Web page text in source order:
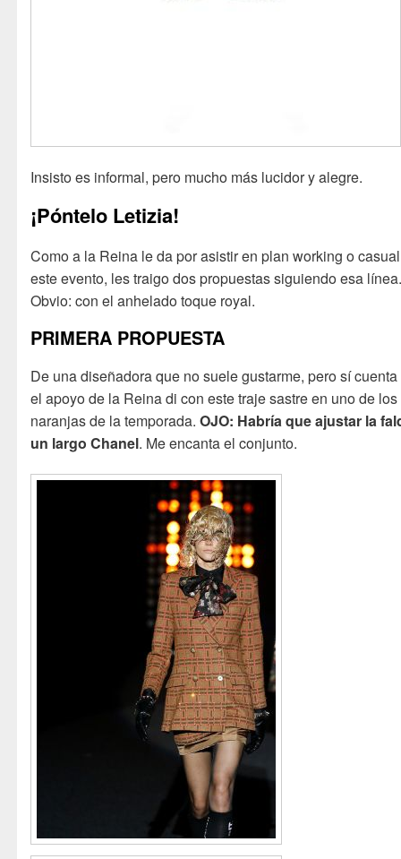
Insisto es informal, pero mucho más lucidor y alegre.
¡Póntelo Letizia!
Como a la Reina le da por asistir en plan working o
este evento, les traigo dos propuestas siguiendo esa
Obvio: con el anhelado toque royal.
PRIMERA PROPUESTA
De una diseñadora que no suele gustarme, pero sí
el apoyo de la Reina di con este traje sastre en uno de los
naranjas de la temporada.OJO: Habría que ajustar la
un largo Chanel. Me encanta el conjunto.